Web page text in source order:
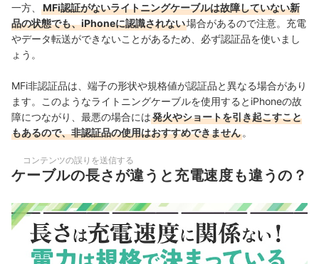
一方、
MFi認証がないライトニングケーブルは故障していない新
品の状態でも、iPhoneに認識されない場合があるので注意。充電
やデータ転送ができないことがあるため、必ず認証品を使いまし
ょう。
MFi非認証品は、端子の形状や規格値が認証品と異なる場合があり
ます。このようなライトニングケーブルを使用するとiPhoneの故
障につながり、最悪の場合には発火やショートを引き起こすこと
もあるので、非認証品の使用はおすすめできません 。
コンテンツの誤りを送信する
ケーブルの長さが違うと充電速度も違うの？